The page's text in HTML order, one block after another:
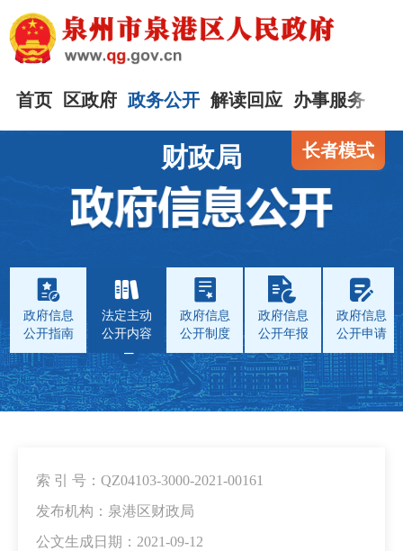
首页 区政府 政务公开 解读回应 办事服务
长者模式
财政局
政府信息
公开指南
法定主动
公开内容
政府信息
公开制度
政府信息
公开年报
政府信息
公开申请
索 引 号：QZ04103-3000-2021-00161
发布机构：泉港区财政局
公文生成日期：2021-09-12